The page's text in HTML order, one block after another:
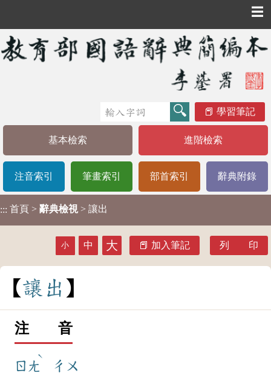
☰
學習筆記
基本檢索 進階檢索
注音索引 筆畫索引 部首索引 辭典附錄
::: 首頁 > 辭典檢視 > 讓出
小 中 大 加入筆記 列 印
讓 出
注 音
ㄖㄤ
ˋ
ㄔㄨ